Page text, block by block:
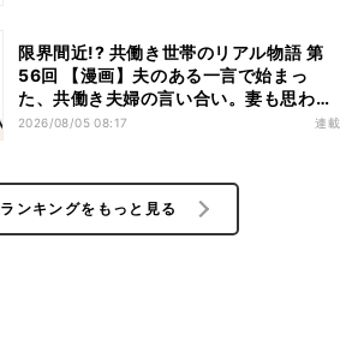
限界間近!? 共働き世帯のリアル物語 第
56回 【漫画】夫のある一言で始まっ
た、共働き夫婦の言い合い。妻も思わ
ず…
2026/08/05 08:17 連載
ランキングをもっと見る